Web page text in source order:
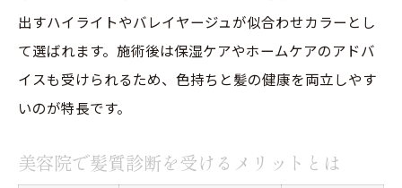
出すハイライトやバレイヤージュが似合わせカラーとし
て選ばれます。施術後は保湿ケアやホームケアのアドバ
イスも受けられるため、色持ちと髪の健康を両立しやす
いのが特長です。
美容院で髪質診断を受けるメリットとは